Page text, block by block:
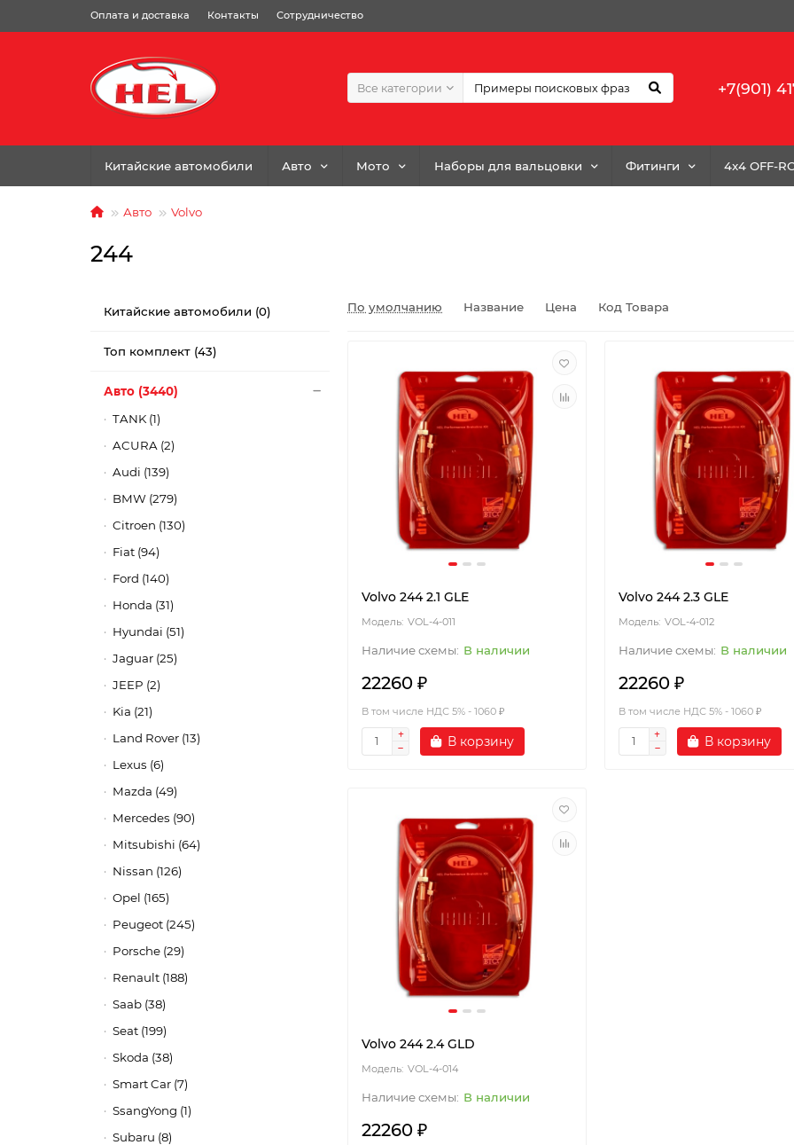
Оплата и доставка Контакты Сотрудничество
Все категории +7(901)
Китайские автомобили Авто Мото Наборы для вальцовки Фитинги 4x4 OFF-
Авто Volvo
244
Китайские автомобили (0)
Топ комплект (43)
Авто (3440)
TANK (1)
ACURA (2)
Audi (139)
BMW (279)
Citroen (130)
Fiat (94)
Ford (140)
Honda (31)
Hyundai (51)
Jaguar (25)
JEEP (2)
Kia (21)
Land Rover (13)
Lexus (6)
Mazda (49)
Mercedes (90)
Mitsubishi (64)
Nissan (126)
Opel (165)
Peugeot (245)
Porsche (29)
Renault (188)
Saab (38)
Seat (199)
Skoda (38)
Smart Car (7)
SsangYong (1)
Subaru (8)
По умолчанию Название Цена Код Товара
Volvo 244 2.1 GLE
VOL-4-011
В наличии
22260 ₽
В том числе НДС 5% - 1060 ₽
В корзину
Volvo 244 2.3 GLE
VOL-4-012
В наличии
22260 ₽
В том числе НДС 5% - 1060 ₽
В корзину
Volvo 244 2.4 GLD
VOL-4-014
В наличии
22260 ₽